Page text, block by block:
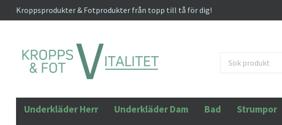
Kroppsprodukter & Fotprodukter från topp till tå för dig!
Underkläder Herr Underkläder Dam Bad Strumpor